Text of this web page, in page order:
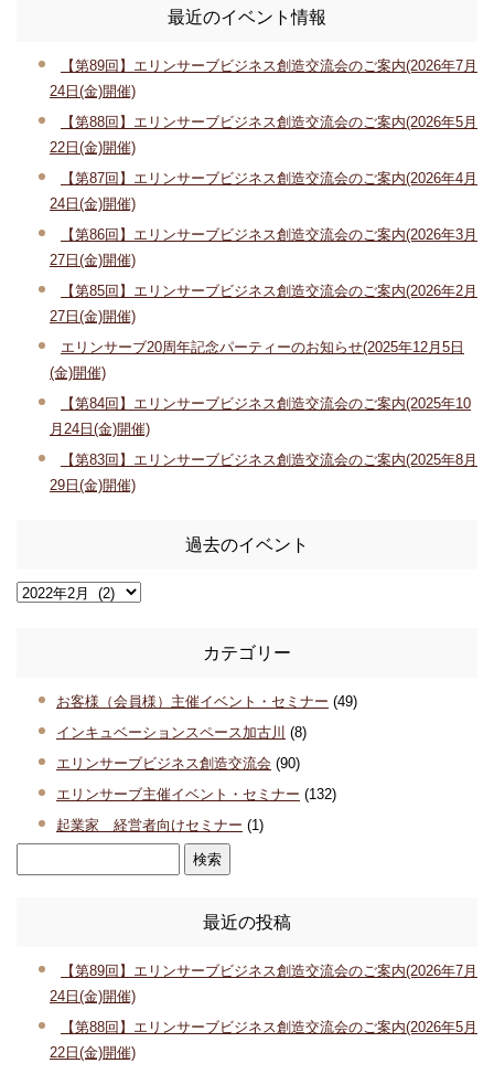
最近のイベント情報
【第89回】エリンサーブビジネス創造交流会のご案内(2026年7月
24日(金)開催)
【第88回】エリンサーブビジネス創造交流会のご案内(2026年5月
22日(金)開催)
【第87回】エリンサーブビジネス創造交流会のご案内(2026年4月
24日(金)開催)
【第86回】エリンサーブビジネス創造交流会のご案内(2026年3月
27日(金)開催)
【第85回】エリンサーブビジネス創造交流会のご案内(2026年2月
27日(金)開催)
エリンサーブ20周年記念パーティーのお知らせ(2025年12月5日
(金)開催)
【第84回】エリンサーブビジネス創造交流会のご案内(2025年10
月24日(金)開催)
【第83回】エリンサーブビジネス創造交流会のご案内(2025年8月
29日(金)開催)
過去のイベント
カテゴリー
お客様（会員様）主催イベント・セミナー (49)
インキュベーションスペース加古川 (8)
エリンサーブビジネス創造交流会 (90)
エリンサーブ主催イベント・セミナー (132)
起業家 経営者向けセミナー (1)
最近の投稿
【第89回】エリンサーブビジネス創造交流会のご案内(2026年7月
24日(金)開催)
【第88回】エリンサーブビジネス創造交流会のご案内(2026年5月
22日(金)開催)